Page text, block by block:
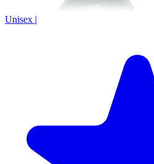
Unisex |